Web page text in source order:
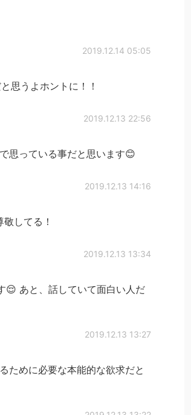
2019.12.14 05:05
思うよホントに！！
2019.12.13 22:56
思っている事だと思います😊
2019.12.13 14:16
してる！
2019.12.13 13:34
😌 あと、話していて面白い人だ
2019.12.13 13:27
ために必要な本能的な欲求だと